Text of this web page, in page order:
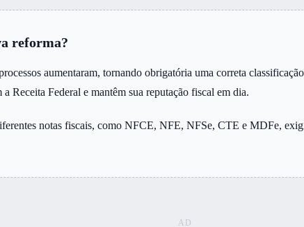
reforma?
aumentaram, tornando obrigatória uma correta
Receita Federal e mantêm sua reputação fiscal em dia.
notas fiscais, como NFCE, NFE, NFSe, CTE e MDFe,